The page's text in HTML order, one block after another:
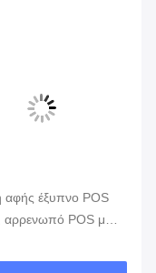
αφής έξυπνο POS
αρρενωπό POS με